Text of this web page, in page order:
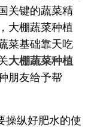
关键的蔬菜精
大棚蔬菜种植
菜基础靠天吃
大棚蔬菜种植
朋友给予帮
操纵好肥水的使